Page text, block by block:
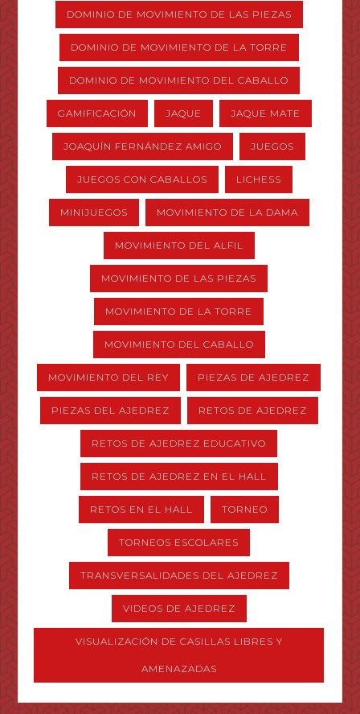
DOMINIO DE MOVIMIENTO DE LAS PIEZAS
DOMINIO DE MOVIMIENTO DE LA TORRE
DOMINIO DE MOVIMIENTO DEL CABALLO
GAMIFICACIÓN JAQUE JAQUE MATE
JOAQUÍN FERNÁNDEZ AMIGO JUEGOS
JUEGOS CON CABALLOS LICHESS
MINIJUEGOS MOVIMIENTO DE LA DAMA
MOVIMIENTO DEL ALFIL
MOVIMIENTO DE LAS PIEZAS
MOVIMIENTO DE LA TORRE
MOVIMIENTO DEL CABALLO
MOVIMIENTO DEL REY PIEZAS DE AJEDREZ
PIEZAS DEL AJEDREZ RETOS DE AJEDREZ
RETOS DE AJEDREZ EDUCATIVO
RETOS DE AJEDREZ EN EL HALL
RETOS EN EL HALL TORNEO
TORNEOS ESCOLARES
TRANSVERSALIDADES DEL AJEDREZ
VIDEOS DE AJEDREZ
VISUALIZACIÓN DE CASILLAS LIBRES Y
AMENAZADAS